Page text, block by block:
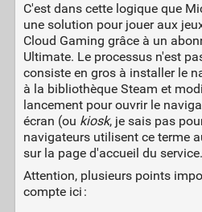
C'est dans cette logique que
une solution pour jouer aux
Cloud Gaming grâce à un
Ultimate. Le processus n'est
consiste en gros à installer le
à la bibliothèque Steam et
lancement pour ouvrir le
écran (ou kiosk, je sais pas
navigateurs utilisent ce terme
sur la page d'accueil du service.
Attention, plusieurs points
compte ici :